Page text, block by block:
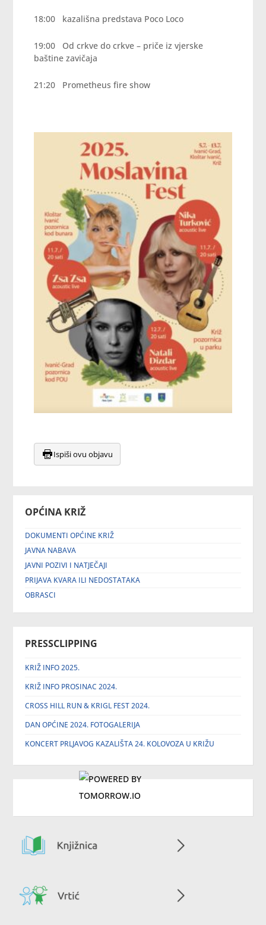
OPĆINA KRIŽ
DOKUMENTI OPĆINE KRIŽ
JAVNA NABAVA
JAVNI POZIVI I NATJEČAJI
PRIJAVA KVARA ILI NEDOSTATAKA
OBRASCI
PRESSCLIPPING
KRIŽ INFO 2025.
KRIŽ INFO PROSINAC 2024.
CROSS HILL RUN & KRIGL FEST 2024.
DAN OPĆINE 2024. FOTOGALERIJA
KONCERT PRLJAVOG KAZALIŠTA 24. KOLOVOZA U KRIŽU
18:00 kazališna predstava Poco Loco
19:00 Od crkve do crkve – priče iz vjerske
baštine zavičaja
21:20 Prometheus fire show
Ispiši ovu objavu